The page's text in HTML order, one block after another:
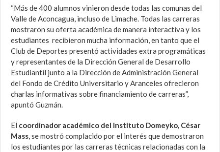
“Más de 400 alumnos vinieron desde todas las comunas del
Valle de Aconcagua, incluso de Limache. Todas las carreras
mostraron su oferta académica de manera interactiva y los
estudiantes recibieron mucha información, en tanto que el
Club de Deportes presentó actividades extra programáticas
y representantes de la Dirección General de Desarrollo
Estudiantil junto a la Dirección de Administración General
del Fondo de Crédito Universitario y Aranceles ofrecieron
charlas informativas sobre financiamiento de carreras”,
apuntó Guzmán.
El coordinador académico del Instituto Domeyko, César
Mass, se mostró complacido por el interés que demostraron
los estudiantes por las carreras técnicas relacionadas con la